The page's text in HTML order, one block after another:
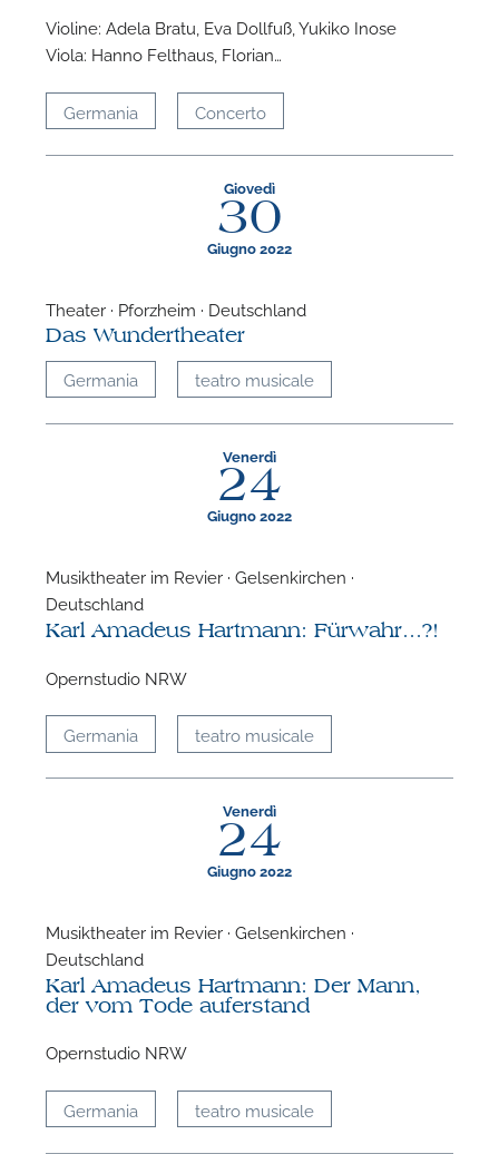
Violine: Adela Bratu, Eva Dollfuß, Yukiko Inose
Viola: Hanno Felthaus, Florian…
Germania Concerto
Giovedì
30
Giugno 2022
Theater · Pforzheim · Deutschland
Das Wundertheater
Germania teatro musicale
Venerdì
24
Giugno 2022
Musiktheater im Revier · Gelsenkirchen ·
Deutschland
Karl Amadeus Hartmann: Fürwahr...?!
Opernstudio NRW
Germania teatro musicale
Venerdì
24
Giugno 2022
Musiktheater im Revier · Gelsenkirchen ·
Deutschland
Karl Amadeus Hartmann: Der Mann,
der vom Tode auferstand
Opernstudio NRW
Germania teatro musicale